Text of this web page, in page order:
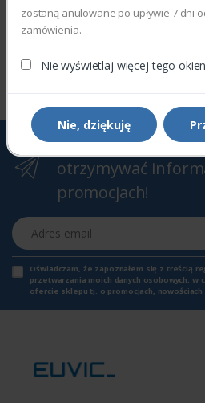
zostaną anulowane po upływie 7 dni
zamówienia.
Nie wyświetlaj więcej tego
Nie, dziękuję
Zapisz się do
otrzymywać
promocjach!
Adres email
Oświadczam, że zapoznałem się z treścią
przetwarzania moich danych osobowych, w
ofercie sklepu tj. o promocjach, nowościach